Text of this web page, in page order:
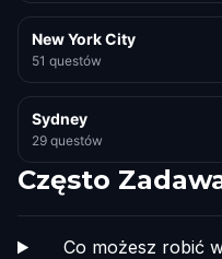
New York City
51 questów
Sydney
29 questów
Często
Co możesz robić